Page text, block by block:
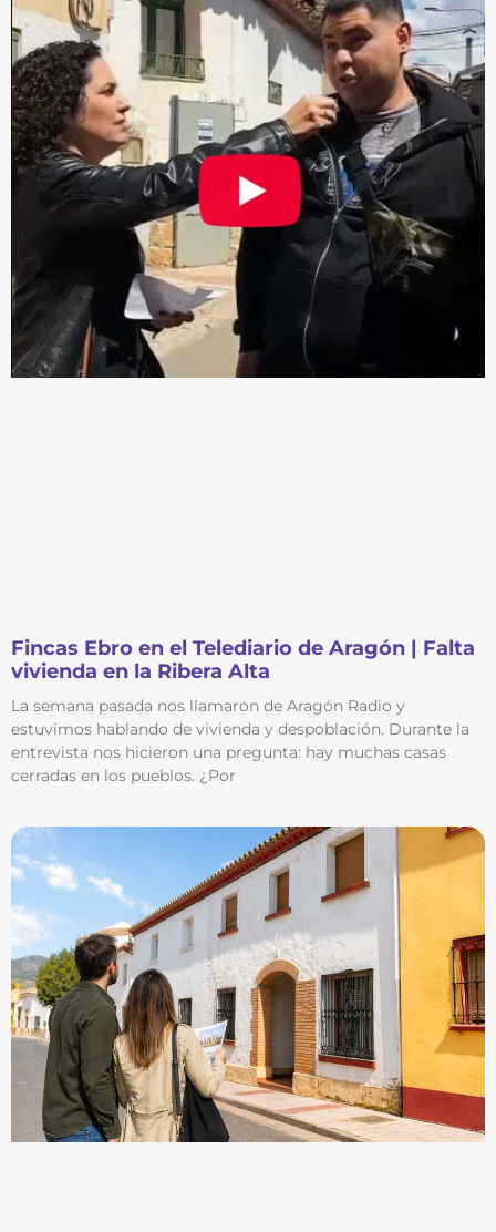
Fincas Ebro en el Telediario de Aragón | Falta
vivienda en la Ribera Alta
La semana pasada nos llamaron de Aragón Radio y
estuvimos hablando de vivienda y despoblación. Durante la
entrevista nos hicieron una pregunta: hay muchas casas
cerradas en los pueblos. ¿Por